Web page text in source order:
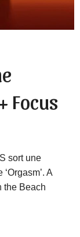
Focus
sort une
A
the Beach